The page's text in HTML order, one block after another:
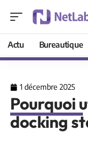
Actu Bureautique
1 décembre 2025
Pourquoi
docking